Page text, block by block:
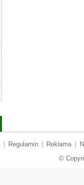
Regulamin Reklama
©